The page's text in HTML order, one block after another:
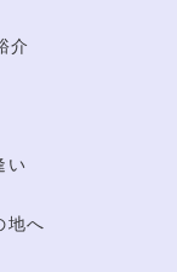
介
い
地へ